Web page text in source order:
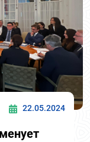
22.05.2024